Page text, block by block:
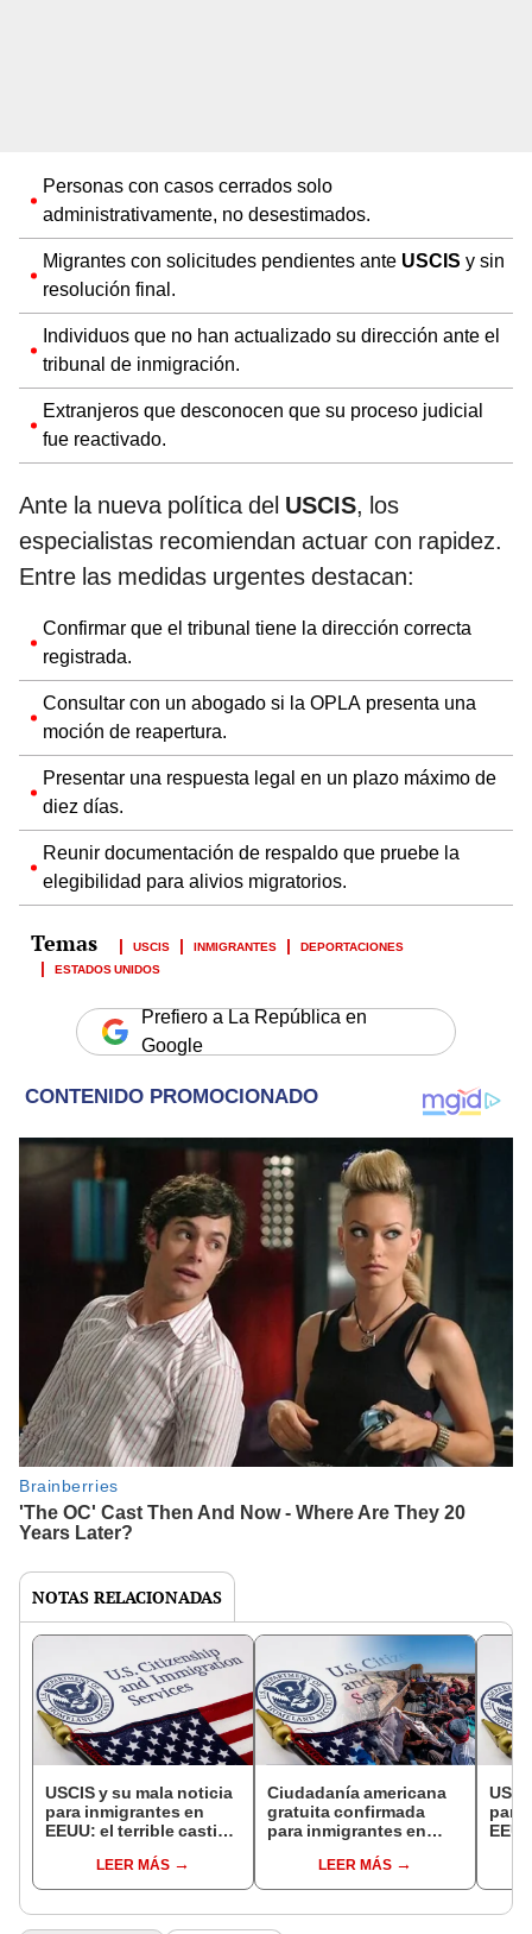
Personas con casos cerrados solo
administrativamente, no desestimados.
Migrantes con solicitudes pendientes ante USCIS y sin
resolución final.
Individuos que no han actualizado su dirección ante el
tribunal de inmigración.
Extranjeros que desconocen que su proceso judicial
fue reactivado.
Ante la nueva política del USCIS, los
especialistas recomiendan actuar con rapidez.
Entre las medidas urgentes destacan:
Confirmar que el tribunal tiene la dirección correcta
registrada.
Consultar con un abogado si la OPLA presenta una
moción de reapertura.
Presentar una respuesta legal en un plazo máximo de
diez días.
Reunir documentación de respaldo que pruebe la
elegibilidad para alivios migratorios.
USCIS INMIGRANTES
DEPORTACIONES
ESTADOS UNIDOS
Prefiero a La República en
Google
NOTAS RELACIONADAS
USCIS y su mala noticia
para inmigrantes en
EEUU: el terrible castigo
extranjeros por cometer
este error
LEER MÁS
Ciudadanía americana
gratuita confirmada
para inmigrantes en
trámite sin costos o con
50% de descuesto en
LEER MÁS
para